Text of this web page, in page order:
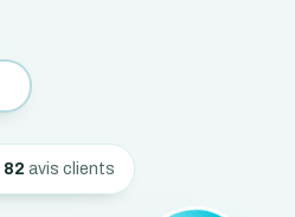
82 avis clients